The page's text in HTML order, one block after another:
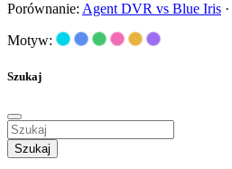
Porównanie: Agent DVR vs Blue Iris ·
Motyw:
Szukaj
Szukaj